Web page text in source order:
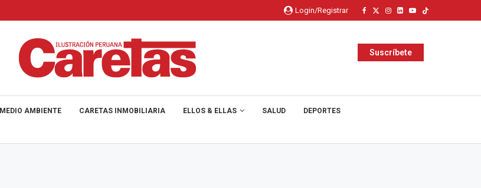
Login/Registrar
Suscríbete
MEDIO AMBIENTE CARETAS INMOBILIARIA ELLOS & ELLAS SALUD DEPORTES